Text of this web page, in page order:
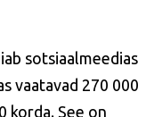
sotsiaalmeedias
vaatavad 270 000
korda. See on